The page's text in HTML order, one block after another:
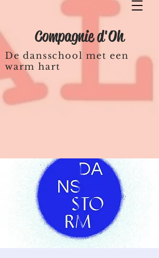
Compagnie d'Oh
De dansschool met een
warm hart